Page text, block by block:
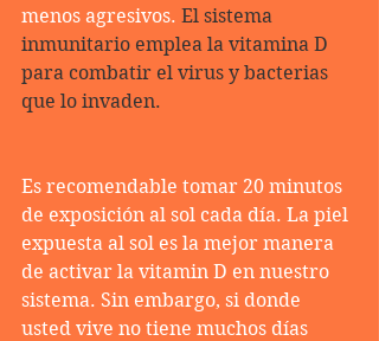
menos agresivos. El sistema
inmunitario emplea la vitamina D
para combatir el virus y bacterias
que lo invaden.
Es recomendable tomar 20 minutos
de exposición al sol cada día. La piel
expuesta al sol es la mejor manera
de activar la vitamin D en nuestro
sistema. Sin embargo, si donde
usted vive no tiene muchos días